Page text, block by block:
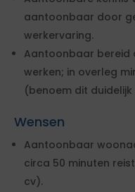
aantoonbaar door
werkervaring.
Aantoonbaar bereid
werken; in overleg
(benoem dit duidelijk
Wensen
Aantoonbaar
circa 50 minuten
cv).